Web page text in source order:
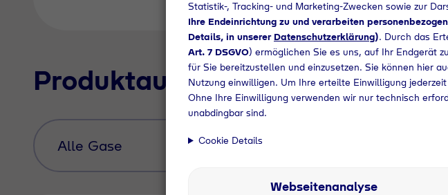
Produktauswahl
Statistik-, Tracking- und Marketing-Zwecken sowie zur
Ihre Endeinrichtung zu und verarbeiten
Details, in unserer Datenschutzerklärung). Durch das
Art. 7 DSGVO) ermöglichen Sie es uns, auf Ihr Endgerät
für Sie bereitzustellen und einzusetzen. Sie können hier
Nutzung einwilligen. Um Ihre erteilte Einwilligung
Ohne Ihre Einwilligung verwenden wir nur technisch
unabdingbar sind.
Cookie Details
Webseitenanalyse